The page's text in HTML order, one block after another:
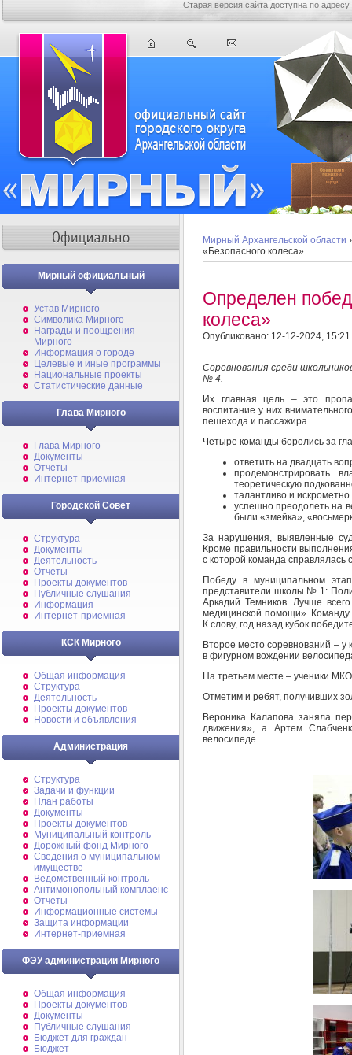
Старая версия сайта доступна по адресу
Мирный официальный
Устав Мирного
Символика Мирного
Награды и поощрения
Мирного
Информация о городе
Целевые и иные программы
Национальные проекты
Статистические данные
Глава Мирного
Глава Мирного
Документы
Отчеты
Интернет-приемная
Городской Совет
Структура
Документы
Деятельность
Отчеты
Проекты документов
Публичные слушания
Информация
Интернет-приемная
КСК Мирного
Общая информация
Структура
Деятельность
Проекты документов
Новости и объявления
Администрация
Структура
Задачи и функции
План работы
Документы
Проекты документов
Муниципальный контроль
Дорожный фонд Мирного
Cведения о муниципальном
имуществе
Ведомственный контроль
Антимонопольный комплаенс
Отчеты
Информационные системы
Защита информации
Интернет-приемная
ФЭУ администрации Мирного
Общая информация
Проекты документов
Документы
Публичные слушания
Бюджет для граждан
Бюджет
Мирный Архангельской области
«Безопасного колеса»
Определен
колеса»
Опубликовано: 12-12-2024, 15:21
Соревнования среди
№ 4.
Их главная цель – это
воспитание у них
пешехода и пассажира.
Четыре команды боролись за
ответить на двадцать
продемонстрировать
теоретическую
талантливо и
успешно преодолеть на
были «змейка»,
За нарушения, выявленные
Кроме правильности
с которой команда справлялась
Победу в муниципальном
представители школы № 1:
Аркадий Темников. Лучше
медицинской помощи». Команду
К слову, год назад кубок
Второе место соревнований –
в фигурном вождении
На третьем месте – ученики
Отметим и ребят, получивших
Вероника Калапова заняла
движения», а Артем
велосипеде.